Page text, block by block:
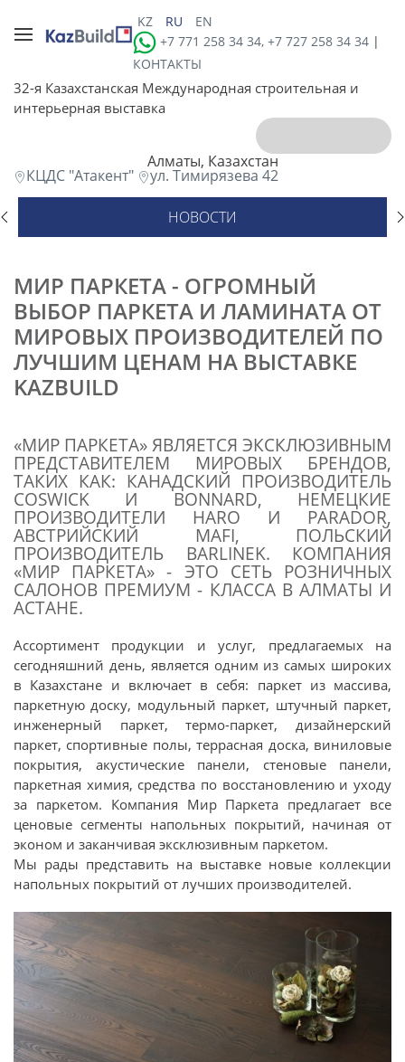
KZ RU
EN
+7 771 258 34 34, +7 727 258 34 34 |
КОНТАКТЫ
32-я Казахстанская Международная строительная и
интерьерная выставка
Алматы, Казахстан
КЦДС "Атакент" ул. Тимирязева 42
НОВОСТИ
МИР ПАРКЕТА - ОГРОМНЫЙ
ВЫБОР ПАРКЕТА И ЛАМИНАТА ОТ
МИРОВЫХ ПРОИЗВОДИТЕЛЕЙ ПО
ЛУЧШИМ ЦЕНАМ НА ВЫСТАВКЕ
KAZBUILD
«МИР ПАРКЕТА» ЯВЛЯЕТСЯ ЭКСКЛЮЗИВНЫМ
ПРЕДСТАВИТЕЛЕМ МИРОВЫХ БРЕНДОВ,
ТАКИХ КАК: КАНАДСКИЙ ПРОИЗВОДИТЕЛЬ
COSWICK И BONNARD, НЕМЕЦКИЕ
ПРОИЗВОДИТЕЛИ HARO И PARADOR,
АВСТРИЙСКИЙ MAFI, ПОЛЬСКИЙ
ПРОИЗВОДИТЕЛЬ BARLINEK. КОМПАНИЯ
«МИР ПАРКЕТА» - ЭТО СЕТЬ РОЗНИЧНЫХ
САЛОНОВ ПРЕМИУМ - КЛАССА В АЛМАТЫ И
АСТАНЕ.
Ассортимент продукции и услуг, предлагаемых на
сегодняшний день, является одним из самых широких
в Казахстане и включает в себя: паркет из массива,
паркетную доску, модульный паркет, штучный паркет,
инженерный паркет, термо-паркет, дизайнерский
паркет, спортивные полы, террасная доска, виниловые
покрытия, акустические панели, стеновые панели,
паркетная химия, средства по восстановлению и уходу
за паркетом. Компания Мир Паркета предлагает все
ценовые сегменты напольных покрытий, начиная от
эконом и заканчивая эксклюзивным паркетом.
Мы рады представить на выставке новые коллекции
напольных покрытий от лучших производителей.